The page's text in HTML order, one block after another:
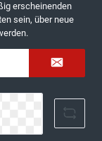
erscheinenden
sein, über neue